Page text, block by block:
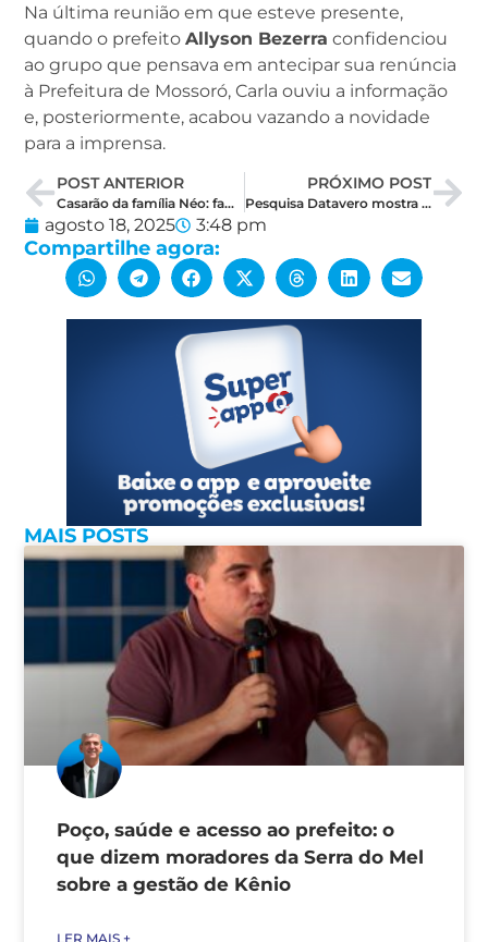
Na última reunião em que esteve presente,
quando o prefeito Allyson Bezerra confidenciou
ao grupo que pensava em antecipar sua renúncia
à Prefeitura de Mossoró, Carla ouviu a informação
e, posteriormente, acabou vazando a novidade
para a imprensa.
POST ANTERIOR
Casarão da família Néo: família repudia forma unilateral de desapropriação do imóvel
PRÓXIMO POST
Pesquisa Datavero mostra Garibaldi empatado com Rogério e Allyson na liderança
agosto 18, 2025 3:48 pm
Compartilhe agora:
MAIS POSTS
Poço, saúde e acesso ao prefeito: o
que dizem moradores da Serra do Mel
sobre a gestão de Kênio
LER MAIS +